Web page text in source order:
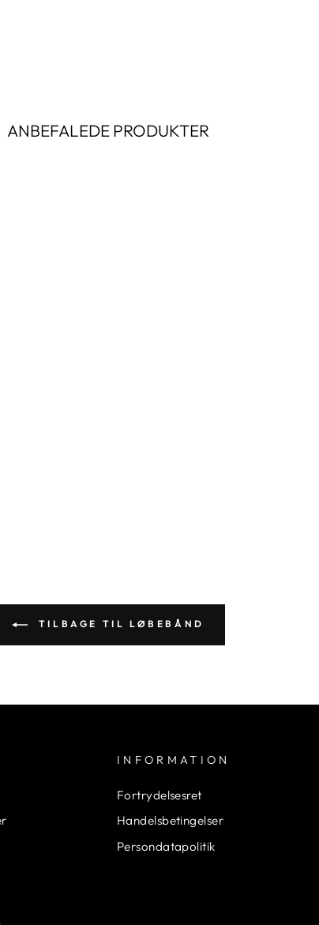
ANBEFALEDE PRODUKTER
TILBAGE TIL LØBEBÅND
INFORMATION
Fortrydelsesret
Handelsbetingelser
Persondatapolitik